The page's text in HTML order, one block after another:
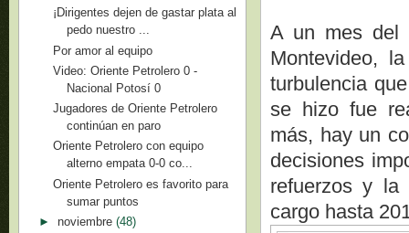
A un mes del
Montevideo,
turbulencia
se hizo fue
más, hay un
decisiones
refuerzos y la
cargo hasta
¡Dirigentes dejen de gastar plata al
pedo nuestro ...
Por amor al equipo
Video: Oriente Petrolero 0 -
Nacional Potosí 0
Jugadores de Oriente Petrolero
continúan en paro
Oriente Petrolero con equipo
alterno empata 0-0 co...
Oriente Petrolero es favorito para
sumar puntos
► noviembre (48)